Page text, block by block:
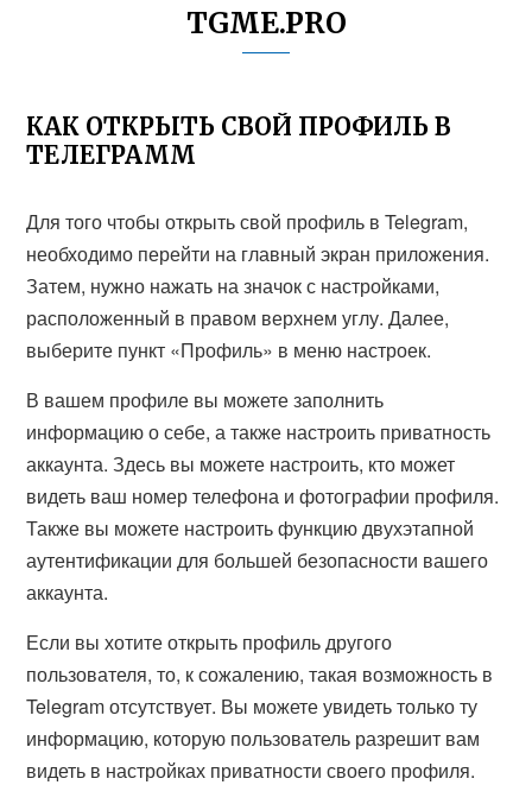
TGME.PRO
КАК ОТКРЫТЬ СВОЙ ПРОФИЛЬ В
ТЕЛЕГРАММ
Для того чтобы открыть свой профиль в Telegram,
необходимо перейти на главный экран приложения.
Затем, нужно нажать на значок с настройками,
расположенный в правом верхнем углу. Далее,
выберите пункт «Профиль» в меню настроек.
В вашем профиле вы можете заполнить
информацию о себе, а также настроить приватность
аккаунта. Здесь вы можете настроить, кто может
видеть ваш номер телефона и фотографии профиля.
Также вы можете настроить функцию двухэтапной
аутентификации для большей безопасности вашего
аккаунта.
Если вы хотите открыть профиль другого
пользователя, то, к сожалению, такая возможность в
Telegram отсутствует. Вы можете увидеть только ту
информацию, которую пользователь разрешит вам
видеть в настройках приватности своего профиля.